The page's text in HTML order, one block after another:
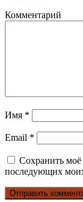
Комментарий
Имя *
Email *
Сохранить моё
последующих